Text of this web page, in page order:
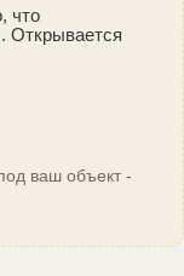
что
Открывается
ваш объект -